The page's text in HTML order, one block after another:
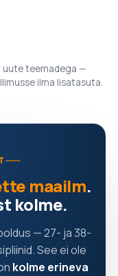
uute teemadega —
ilma lisatasuta.
maailm.
kolme.
— 27- ja 38-
See ei ole
kolme erineva